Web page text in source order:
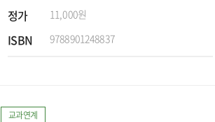
정가 11,000원
ISBN 9788901248837
교과연계